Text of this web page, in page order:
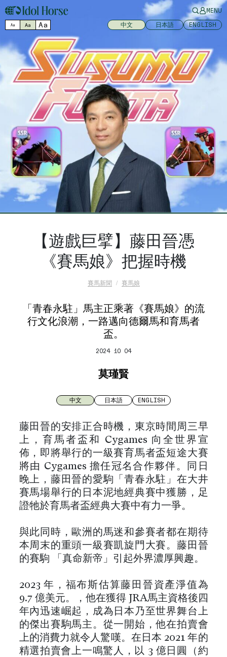
MENU
Aa Aa Aa 中文 日本語 ENGLISH
【遊戲巨擘】藤田晉憑
《賽馬娘》把握時機
賽馬新聞 賽馬娘
「青春永駐」馬主正乘著《賽馬娘》的流
行文化浪潮，一路邁向德爾馬和育馬者
盃。
2024 10 04
莫瑾賢
中文 日本語 ENGLISH
藤田晉的安排正合時機，東京時間周三早
上，育馬者盃和 Cygames 向全世界宣
佈，即將舉行的一級賽育馬者盃短途大賽
將由 Cygames 擔任冠名合作夥伴。同日
晚上，藤田晉的愛駒「青春永駐」在大井
賽馬場舉行的日本泥地經典賽中獲勝，足
證牠於育馬者盃經典大賽中有力一爭。
與此同時，歐洲的馬迷和參賽者都在期待
本周末的重頭一級賽凱旋門大賽。藤田晉
的賽駒 「真命新帝」引起外界濃厚興趣。
2023 年，福布斯估算藤田晉資產淨值為
9.7 億美元。，他在獲得 JRA馬主資格後四
年內迅速崛起，成為日本乃至世界舞台上
的傑出賽駒馬主。從一開始，他在拍賣會
上的消費力就令人驚嘆。在日本 2021 年的
精選拍賣會上一鳴驚人，以 3 億日圓（約